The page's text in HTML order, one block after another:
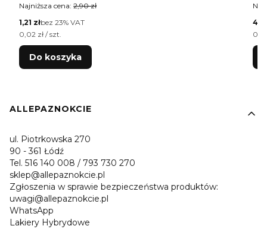
Najniższa cena: 2,90 zł
Cena netto
1,21 złbez 23% VAT
Cena jednostkowa netto
0,02 zł / szt.
Do koszyka
Linki w stopce
ALLEPAZNOKCIE
ul. Piotrkowska 270
90 - 361 Łódź
Tel. 516 140 008 / 793 730 270
sklep@allepaznokcie.pl
Zgłoszenia w sprawie bezpieczeństwa produktów:
uwagi@allepaznokcie.pl
WhatsApp
Lakiery Hybrydowe